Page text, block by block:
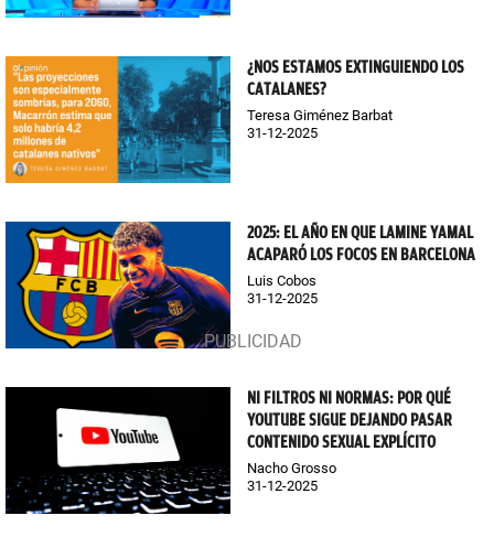
¿NOS ESTAMOS EXTINGUIENDO LOS
CATALANES?
Teresa Giménez Barbat
31-12-2025
2025: EL AÑO EN QUE LAMINE YAMAL
ACAPARÓ LOS FOCOS EN BARCELONA
Luis Cobos
31-12-2025
NI FILTROS NI NORMAS: POR QUÉ
YOUTUBE SIGUE DEJANDO PASAR
CONTENIDO SEXUAL EXPLÍCITO
Nacho Grosso
31-12-2025